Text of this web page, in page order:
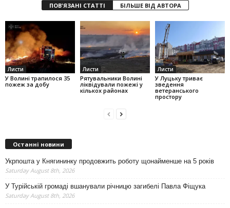
ПОВ'ЯЗАНІ СТАТТІ БІЛЬШЕ ВІД АВТОРА
Листи
У Волині трапилося 35
пожеж за добу
Листи
Рятувальники Волині
ліквідували пожежі у
кількох районах
Листи
У Луцьку триває
зведення
ветеранського
простору
Останні новини
Укрпошта у Княгининку продовжить роботу щонайменше на 5 років
Saturday August 8th, 2026
У Турійській громаді вшанували річницю загибелі Павла Фіщука
Saturday August 8th, 2026